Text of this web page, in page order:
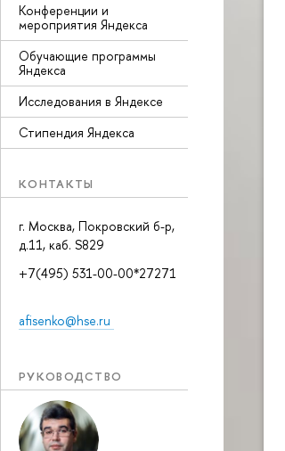
Конференции и
мероприятия Яндекса
Обучающие программы
Яндекса
Исследования в Яндексе
Стипендия Яндекса
КОНТАКТЫ
г. Москва, Покровский б-р,
д.11, каб. S829
+7(495) 531-00-00*27271
afisenko@hse.ru
РУКОВОДСТВО